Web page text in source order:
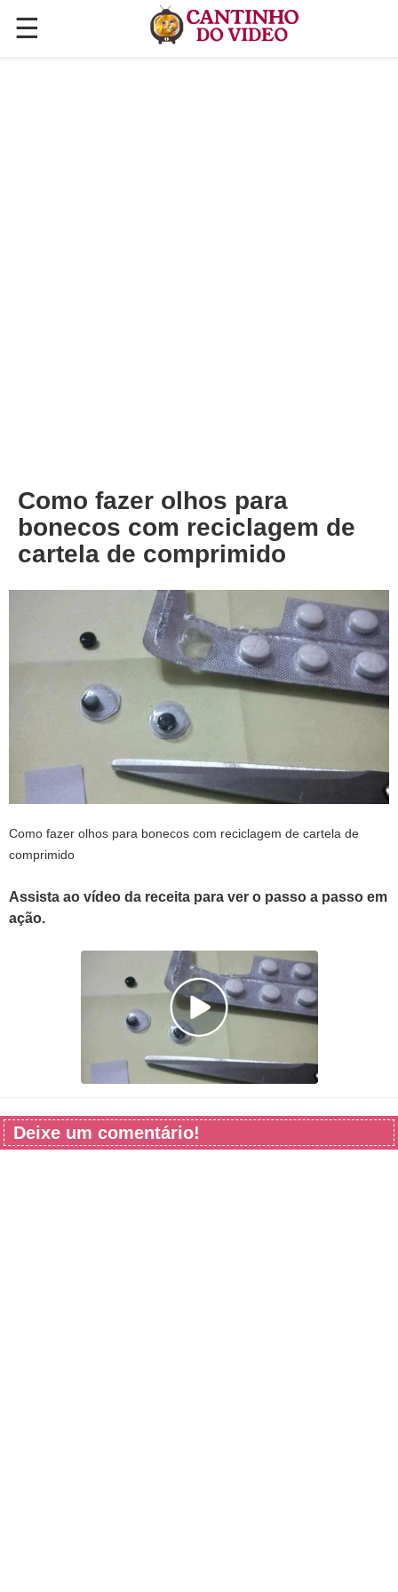
☰
✕
Como fazer olhos para
bonecos com reciclagem de
cartela de comprimido
Como fazer olhos para bonecos com reciclagem de cartela de
comprimido
Assista ao vídeo da receita para ver o passo a passo em
ação.
Deixe um comentário!